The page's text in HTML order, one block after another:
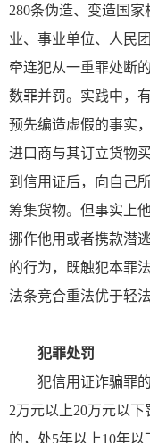
280条伪造、变造国
业、事业单位、人民
牵连犯从一重罪处断
数罪并罚。实践中，
预先编造虚假的事实
进口商与其订立货物
到信用证后，向自己
筹集货物。但事实上
挪作他用或者携款潜
的行为，既触犯本罪
法条竞合重法优于轻
犯罪处罚
犯信用证诈骗罪
2万元以上20万元以
的，处5年以上10年